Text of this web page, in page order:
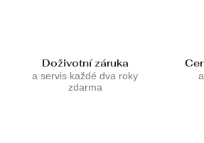
Doživotní záruka
a servis každé dva roky
zdarma